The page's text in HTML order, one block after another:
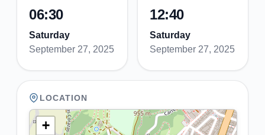
06:30
Saturday
September 27, 2025
12:40
Saturday
September 27, 2025
LOCATION
+